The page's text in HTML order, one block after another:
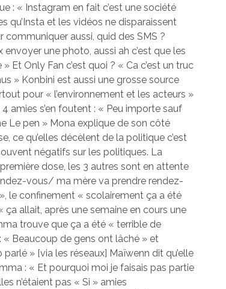
: « Instagram en fait c’est une société
qu’Insta et les vidéos ne disparaissent
aussi, quid des SMS ?
une photo, aussi ah c’est que les
Et Only Fan c’est quoi ? « Ca c’est un truc
» Konbini est aussi une grosse source
pour « l’environnement et les acteurs »
amies s’en foutent : « Peu importe sauf
Le pen » Mona explique de son côté
ce qu’elles décèlent de la politique c’est
négatifs sur les politiques. La
dose, les 3 autres sont en attente
vous/ ma mère va prendre rendez-
le confinement « scolairement ça a été
allait, après une semaine en cours une
trouve que ça a été « terrible de
Beaucoup de gens ont lâché » et
» [via les réseaux] Maïwenn dit qu’elle
: « Et pourquoi moi je faisais pas partie
n’étaient pas « Si » amies